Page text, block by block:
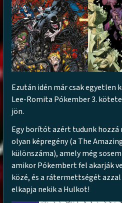
Ezután idén már csak egyetlen
Lee-Romita Pókember 3.
jön.
Egy borítót azért tudunk hozzá
olyan képregény (a The
különszáma), amely még
amikor Pókembert fel akarják
közé, és a rátermettségét
elkapja nekik a Hulkot!